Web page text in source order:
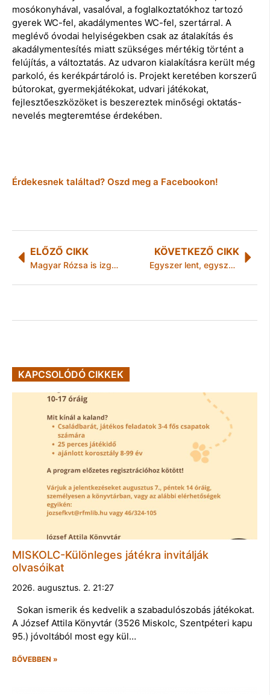
mosókonyhával, vasalóval, a foglalkoztatókhoz tartozó
gyerek WC-fel, akadálymentes WC-fel, szertárral. A
meglévő óvodai helyiségekben csak az átalakítás és
akadálymentesítés miatt szükséges mértékig történt a
felújítás, a változtatás. Az udvaron kialakításra került még
parkoló, és kerékpártároló is. Projekt keretében korszerű
bútorokat, gyermekjátékokat, udvari játékokat,
fejlesztőeszközöket is beszereztek minőségi oktatás-
nevelés megteremtése érdekében.
Érdekesnek találtad? Oszd meg a Facebookon!
ELŐZŐ CIKK
Magyar Rózsa is izgatottan várja a Dallas új részeit
KÖVETKEZŐ CIKK
Egyszer lent, egyszer fent
KAPCSOLÓDÓ CIKKEK
MISKOLC-Különleges játékra invitálják
olvasóikat
2026. augusztus. 2. 21:27
Sokan ismerik és kedvelik a szabadulószobás játékokat.
A József Attila Könyvtár (3526 Miskolc, Szentpéteri kapu
95.) jóvoltából most egy kül…
BŐVEBBEN »